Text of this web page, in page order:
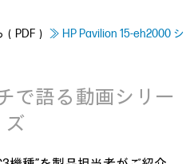
PDF） ≫ HP Pavilion 15-eh2000 シ
で語る動画シリー
ズ